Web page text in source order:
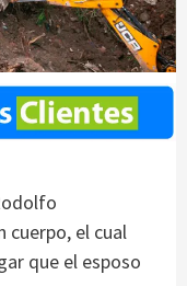
cuerpo, el cual
que el esposo